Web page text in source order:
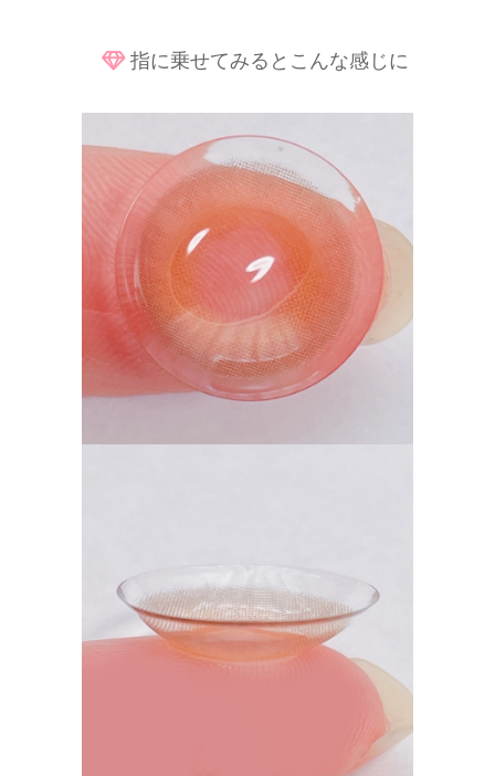
指に乗せてみるとこんな感じに